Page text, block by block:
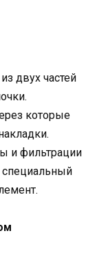
двух частей
которые
и фильтрации
специальный